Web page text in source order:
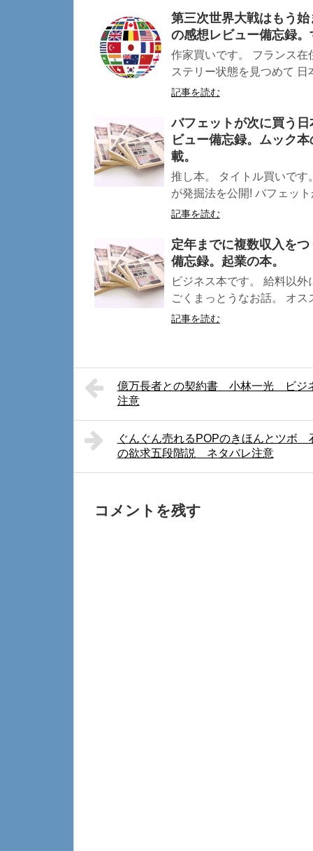
第三次世界大戦はもう
の感想レビュー備忘録
作家買いです。 フランス
ステリー状態を見つめて 日
記事を読む
バフェットが次に買う
ビュー備忘録。ムック
載。
推し本。 タイトル買いで
が発掘法を公開! バフェッ
記事を読む
定年までに複数収入を
備忘録。起業の本。
ビジネス本です。 給料以
ごくまっとうなお話。 オス
記事を読む
億万長者との契約書 小林一光 ビジ
注意
ぐんぐん売れるPOPのきほんとツボ
の欲求五段階説 ネタバレ注意
コメントを残す